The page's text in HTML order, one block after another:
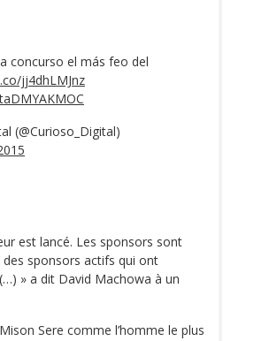
concurso el más feo del
jj4dhLMJnz
(@Curioso_Digital)
est lancé. Les sponsors sont
sponsors actifs qui ont
» a dit David Machowa à un
Sere comme l’homme le plus